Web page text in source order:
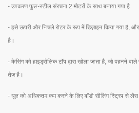
- उपकरण फुल-स्टील संरचना 2 मोटरों के साथ बनाया गया है
- इसे ऊपरी और निचले रोटर के रूप में डिज़ाइन किया गया है, और
है।
- केसिंग को हाइड्रोलिक टॉप द्वारा खोला जाता है, जो पहनने
तेज है।
- धूल को अधिकतम कम करने के लिए बॉडी सीलिंग स्ट्रिप से लैस